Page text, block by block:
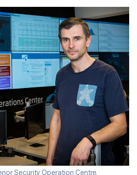
Security Operation Centre.